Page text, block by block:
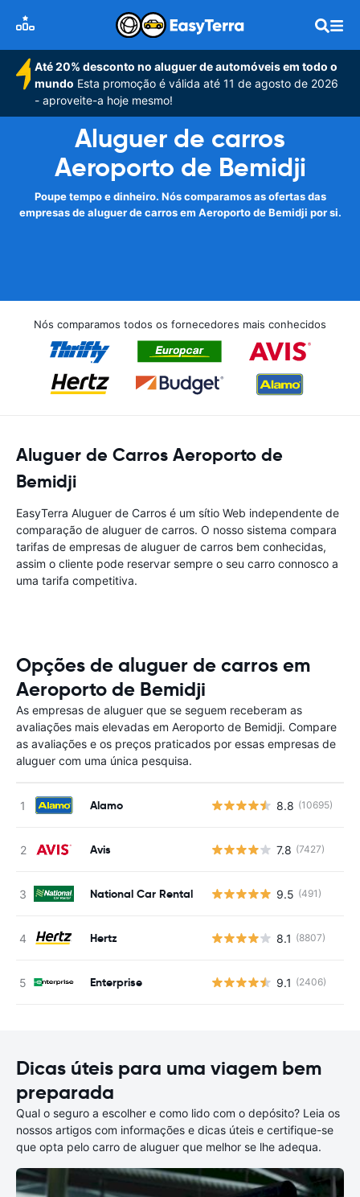
Até 20% desconto no aluguer de automóveis em todo o
mundo Esta promoção é válida até 11 de agosto de 2026
- aproveite-a hoje mesmo!
Aluguer de carros
Aeroporto de Bemidji
Poupe tempo e dinheiro. Nós comparamos as ofertas das
empresas de aluguer de carros em Aeroporto de Bemidji por si.
Nós comparamos todos os fornecedores mais conhecidos
Aluguer de Carros Aeroporto de
Bemidji
EasyTerra Aluguer de Carros é um sítio Web independente de
comparação de aluguer de carros. O nosso sistema compara
tarifas de empresas de aluguer de carros bem conhecidas,
assim o cliente pode reservar sempre o seu carro connosco a
uma tarifa competitiva.
Opções de aluguer de carros em
Aeroporto de Bemidji
As empresas de aluguer que se seguem receberam as
avaliações mais elevadas em Aeroporto de Bemidji. Compare
as avaliações e os preços praticados por essas empresas de
aluguer com uma única pesquisa.
Alamo 8.8 (10695)
Avis 7.8 (7427)
National Car Rental 9.5 (491)
Hertz 8.1 (8807)
Enterprise 9.1 (2406)
Dicas úteis para uma viagem bem
preparada
Qual o seguro a escolher e como lido com o depósito? Leia os
nossos artigos com informações e dicas úteis e certifique-se
que opta pelo carro de aluguer que melhor se lhe adequa.